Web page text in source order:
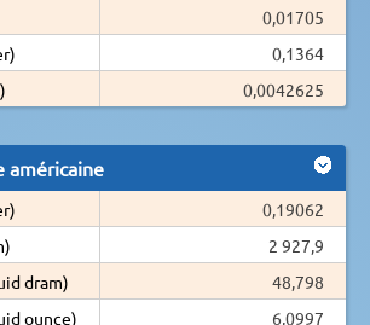
0,01705
0,1364
0,0042625
américaine
0,19062
2 927,9
dram)
48,798
ounce)
6,0997